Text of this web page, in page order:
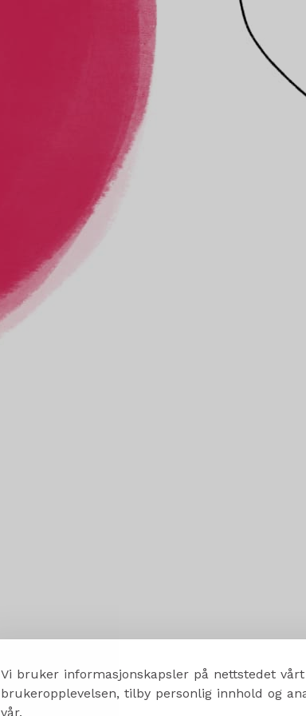
Vi bruker informasjonskapsler på nettstedet
brukeropplevelsen, tilby personlig innhold og
vår.